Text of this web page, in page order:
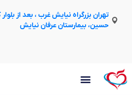
تهران بزرگراه نیایش غرب ، بعد از
حسین، بیمارستان عرفان نیایش